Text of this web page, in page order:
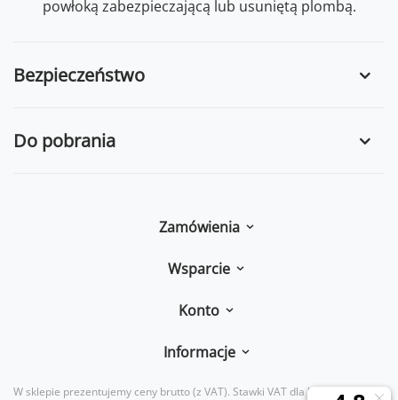
powłoką zabezpieczającą lub usuniętą plombą.
Bezpieczeństwo
Do pobrania
Zamówienia
Wsparcie
Konto
Informacje
W sklepie prezentujemy ceny brutto (z VAT). Stawki VAT dla konsumentów z